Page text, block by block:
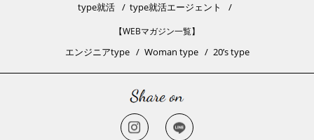
type就活
type就活エージェント
【WEBマガジン一覧】
エンジニアtype Woman type 20’s type